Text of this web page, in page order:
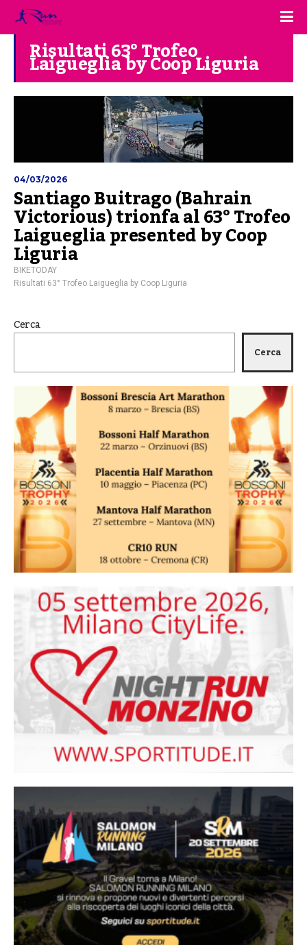
Risultati 63° Trofeo
Laigueglia by Coop Liguria
04/03/2026
Santiago Buitrago (Bahrain
Victorious) trionfa al 63° Trofeo
Laigueglia presented by Coop
Liguria
BIKETODAY
Risultati 63° Trofeo Laigueglia by Coop Liguria
Cerca
Cerca